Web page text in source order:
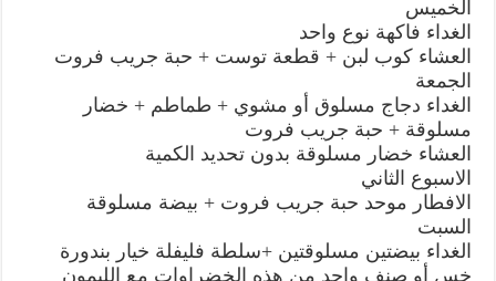
الخميس
الغداء فاكهة نوع واحد
العشاء كوب لبن + قطعة توست + حبة جريب فروت
الجمعة
الغداء دجاج مسلوق أو مشوي + طماطم + خضار
مسلوقة + حبة جريب فروت
العشاء خضار مسلوقة بدون تحديد الكمية
الاسبوع الثاني
الافطار موحد حبة جريب فروت + بيضة مسلوقة
السبت
الغداء بيضتين مسلوقتين +سلطة فليفلة خيار بندورة
خس أو صنف واحد من هذه الخضراوات مع الليمون